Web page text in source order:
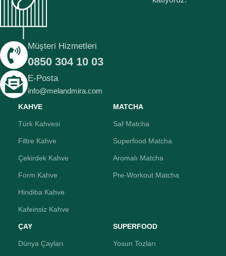
Müşteri Hizmetleri
0850 304 10 03
E-Posta
info@melandmira.com
KAHVE
Türk Kahvesi
Filtre Kahve
Çekirdek Kahve
Form Kahve
Hindiba Kahve
Kafeinsiz Kahve
MATCHA
Saf Matcha
Superfood Matcha
Aromalı Matcha
Pre-Workout Matcha
ÇAY
Dünya Çayları
SUPERFOOD
Yosun Tozları